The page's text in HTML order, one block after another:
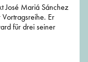
José Mariá Sánchez
Er
für drei seiner